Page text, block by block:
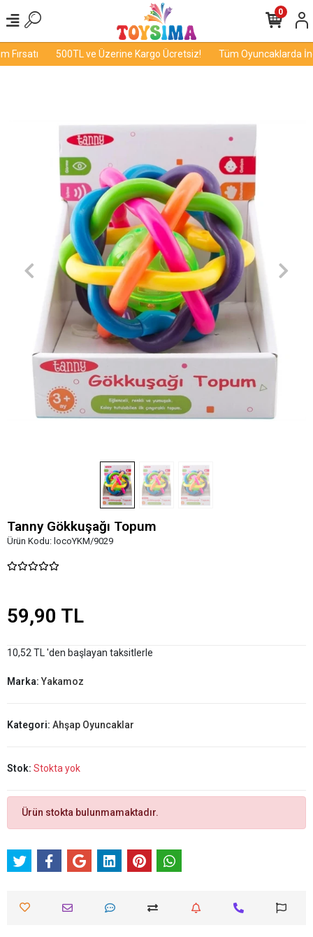
500TL ve Üzerine Kargo Ücretsiz! Tüm Oyuncaklarda
0
Tanny Gökkuşağı Topum
Ürün Kodu: locoYKM/9029
59,90 TL
10,52 TL 'den başlayan taksitlerle
Marka:Yakamoz
Kategori: Ahşap Oyuncaklar
Stok: Stokta yok
Ürün stokta bulunmamaktadır.